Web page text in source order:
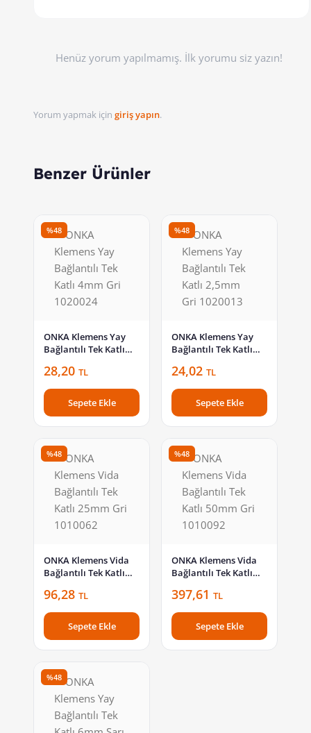
Henüz yorum yapılmamış. İlk yorumu siz yazın!
Yorum yapmak için giriş yapın.
Benzer Ürünler
%48
ONKA Klemens Yay
Bağlantılı Tek Katlı
28,20 TL
Sepete Ekle
%48
ONKA Klemens Yay
Bağlantılı Tek Katlı
24,02 TL
Sepete Ekle
%48
ONKA Klemens Vida
Bağlantılı Tek Katlı
96,28 TL
Sepete Ekle
%48
ONKA Klemens Vida
Bağlantılı Tek Katlı
397,61 TL
Sepete Ekle
%48